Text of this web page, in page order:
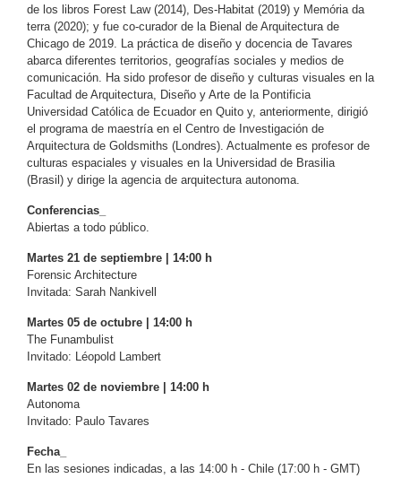
de los libros Forest Law (2014), Des-Habitat (2019) y Memória da
terra (2020); y fue co-curador de la Bienal de Arquitectura de
Chicago de 2019. La práctica de diseño y docencia de Tavares
abarca diferentes territorios, geografías sociales y medios de
comunicación. Ha sido profesor de diseño y culturas visuales en la
Facultad de Arquitectura, Diseño y Arte de la Pontificia
Universidad Católica de Ecuador en Quito y, anteriormente, dirigió
el programa de maestría en el Centro de Investigación de
Arquitectura de Goldsmiths (Londres). Actualmente es profesor de
culturas espaciales y visuales en la Universidad de Brasilia
(Brasil) y dirige la agencia de arquitectura autonoma.
Conferencias_
Abiertas a todo público.
Martes 21 de septiembre | 14:00 h
Forensic Architecture
Invitada: Sarah Nankivell
Martes 05 de octubre | 14:00 h
The Funambulist
Invitado: Léopold Lambert
Martes 02 de noviembre | 14:00 h
Autonoma
Invitado: Paulo Tavares
Fecha_
En las sesiones indicadas, a las 14:00 h - Chile (17:00 h - GMT)